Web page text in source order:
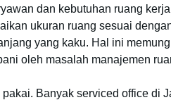
dan kebutuhan ruang
ukuran ruang sesuai
yang kaku. Hal ini
oleh masalah manajemen
Banyak serviced office di